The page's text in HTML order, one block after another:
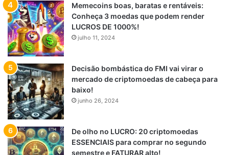
Memecoins boas, baratas e rentáveis:
Conheça 3 moedas que podem render
LUCROS DE 1000%!
julho 11, 2024
Decisão bombástica do FMI vai virar o
mercado de criptomoedas de cabeça para
baixo!
junho 26, 2024
De olho no LUCRO: 20 criptomoedas
ESSENCIAIS para comprar no segundo
semestre e FATURAR alto!